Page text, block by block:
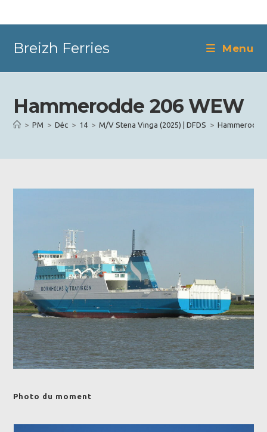
Breizh Ferries Menu
Hammerodde 206 WEW
> PM > Déc > 14 > M/V Stena Vinga (2025) | DFDS > Hammerodde
Photo du moment